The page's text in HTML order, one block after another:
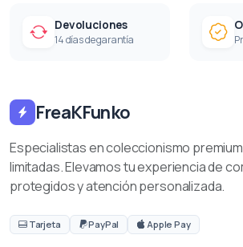
Devoluciones
14 días de garantía
FreaKFunko
Especialistas en coleccionismo
limitadas. Elevamos tu experiencia de
protegidos y atención personalizada.
Tarjeta PayPal Apple Pay